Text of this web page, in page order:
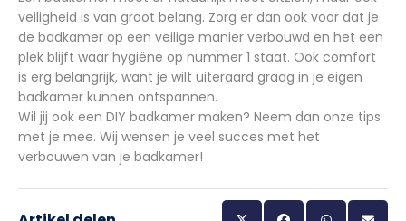
veiligheid is van groot belang. Zorg er dan ook voor dat je
de badkamer op een veilige manier verbouwd en het een
plek blijft waar hygiëne op nummer 1 staat. Ook comfort
is erg belangrijk, want je wilt uiteraard graag in je eigen
badkamer kunnen ontspannen.
Wil jij ook een DIY badkamer maken? Neem dan onze tips
met je mee. Wij wensen je veel succes met het
verbouwen van je badkamer!